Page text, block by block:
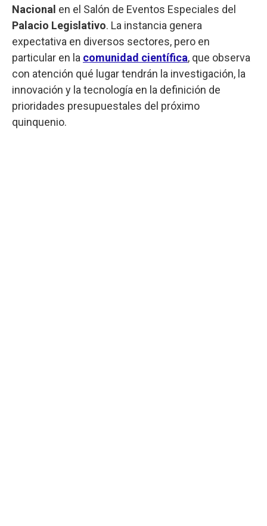
Nacional en el Salón de Eventos Especiales del
Palacio Legislativo. La instancia genera
expectativa en diversos sectores, pero en
particular en la comunidad científica, que observa
con atención qué lugar tendrán la investigación, la
innovación y la tecnología en la definición de
prioridades presupuestales del próximo
quinquenio.